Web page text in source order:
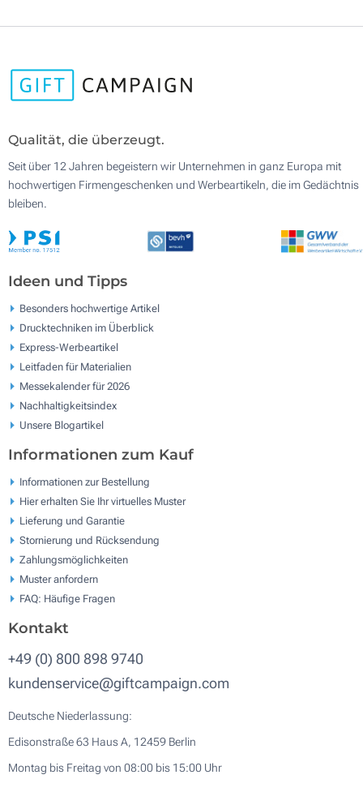
Qualität, die überzeugt.
Seit über 12 Jahren begeistern wir Unternehmen in ganz Europa mit
hochwertigen Firmengeschenken und Werbeartikeln, die im Gedächtnis
bleiben.
Ideen und Tipps
Besonders hochwertige Artikel
Drucktechniken im Überblick
Express-Werbeartikel
Leitfaden für Materialien
Messekalender für 2026
Nachhaltigkeitsindex
Unsere Blogartikel
Informationen zum Kauf
Informationen zur Bestellung
Hier erhalten Sie Ihr virtuelles Muster
Lieferung und Garantie
Stornierung und Rücksendung
Zahlungsmöglichkeiten
Muster anfordern
FAQ: Häufige Fragen
Kontakt
+49 (0) 800 898 9740
kundenservice@giftcampaign.com
Deutsche Niederlassung:
Edisonstraße 63 Haus A, 12459 Berlin
Montag bis Freitag von 08:00 bis 15:00 Uhr